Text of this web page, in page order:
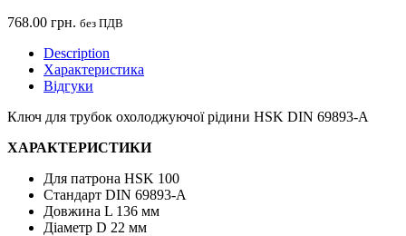
768.00 грн. без ПДВ
Description
Характеристика
Відгуки
Ключ для трубок охолоджуючої рідини HSK DIN 69893-А
ХАРАКТЕРИСТИКИ
Для патрона HSK 100
Стандарт DIN 69893-А
Довжина L 136 мм
Діаметр D 22 мм